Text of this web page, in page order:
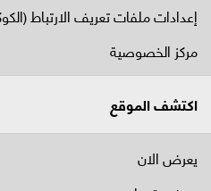
إعدادات ملفات تعريف الارتباط
مركز الخصوصية
اكتشف الموقع
يعرض الان